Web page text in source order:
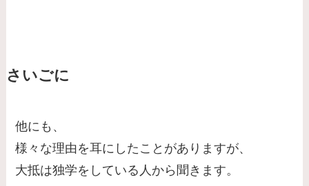
さいごに
他にも、
様々な理由を耳にしたことがありますが、
大抵は独学をしている人から聞きます。